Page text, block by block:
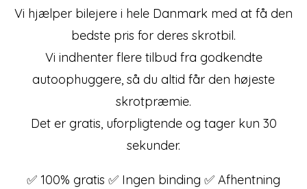
Vi hjælper bilejere i hele Danmark med at få den
bedste pris for deres skrotbil.
Vi indhenter flere tilbud fra godkendte
autoophuggere, så du altid får den højeste
skrotpræmie.
Det er gratis, uforpligtende og tager kun 30
sekunder.
✅ 100% gratis ✅ Ingen binding ✅ Afhentning